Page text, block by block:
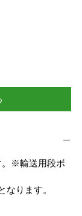
。※輸送用段ボ
なります。